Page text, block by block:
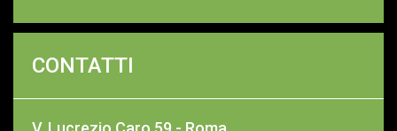
CONTATTI